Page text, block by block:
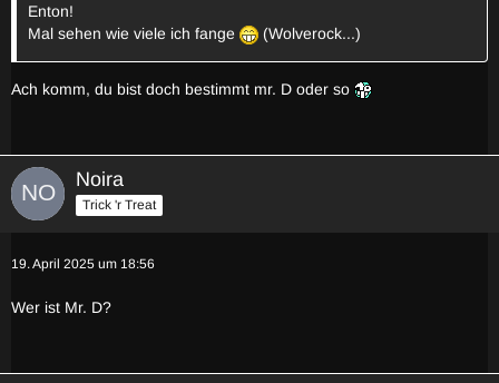
Enton!
Mal sehen wie viele ich fange
(Wolverock...)
Ach komm, du bist doch bestimmt mr. D oder so
Noira
Trick 'r Treat
19. April 2025 um 18:56
Wer ist Mr. D?